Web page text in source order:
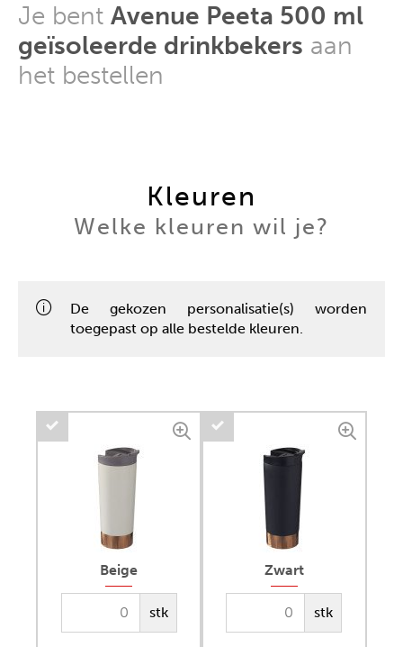
Je bent Avenue Peeta 500 ml
geïsoleerde drinkbekers aan
het bestellen
Kleuren
Welke kleuren wil je?
De gekozen personalisatie(s) worden
toegepast op alle bestelde kleuren.
Beige
stk
Zwart
stk